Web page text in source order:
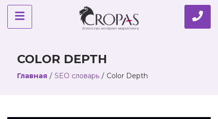
COLOR DEPTH
Главная / SEO словарь / Color Depth